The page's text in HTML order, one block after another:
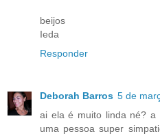
beijos
Ieda
Responder
Deborah Barros 5 de
ai ela é muito linda né? a
uma pessoa super